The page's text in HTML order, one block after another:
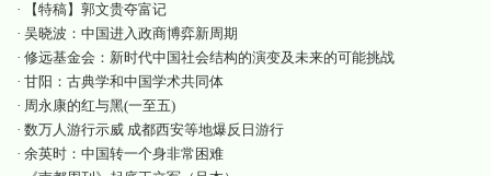
·
【特稿】郭文贵夺富记
· 吴晓波：中国进入政商博弈新周期
· 修远基金会：新时代中国社会结构的演变及未来的可能挑战
· 甘阳：古典学和中国学术共同体
· 周永康的红与黑(一至五)
· 数万人游行示威 成都西安等地爆反日游行
· 余英时：中国转一个身非常困难